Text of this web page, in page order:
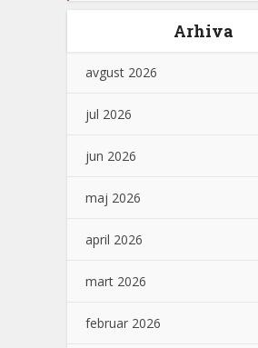
Arhiva
avgust 2026
jul 2026
jun 2026
maj 2026
april 2026
mart 2026
februar 2026